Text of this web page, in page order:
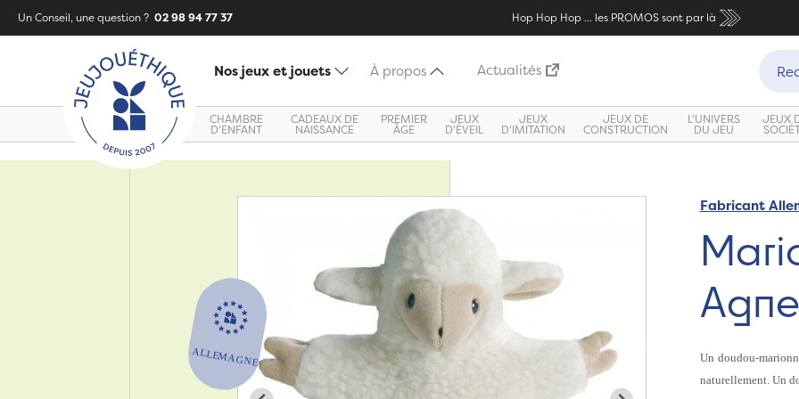
Un Conseil, une question ? 02 98 94 77 37 Hop Hop Hop ... les PROMOS sont par là
Nos jeux et jouets À propos Actualités
CHAMBRE
D'ENFANT
CADEAUX DE
NAISSANCE
PREMIER
ÂGE
JEUX
D'ÉVEIL
JEUX
D'IMITATION
JEUX DE
CONSTRUCTION
L'UNIVERS
DU JEU
JEUX
Fabricant
Un doudou-
naturellement. Un